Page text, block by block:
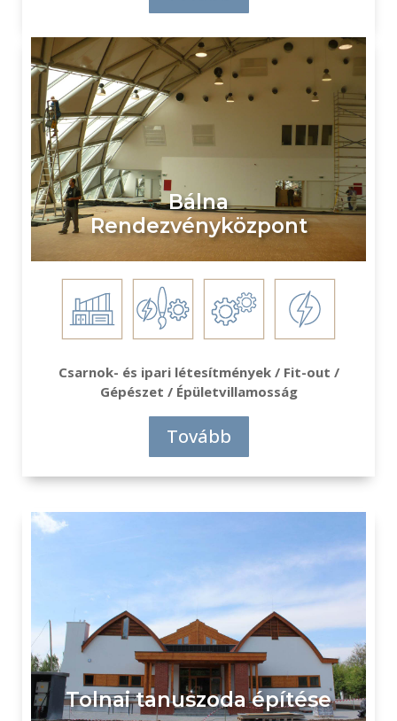
Bálna
Rendezvényközpont
Csarnok- és ipari létesítmények / Fit-out /
Gépészet / Épületvillamosság
Tovább
Tolnai tanuszoda építése